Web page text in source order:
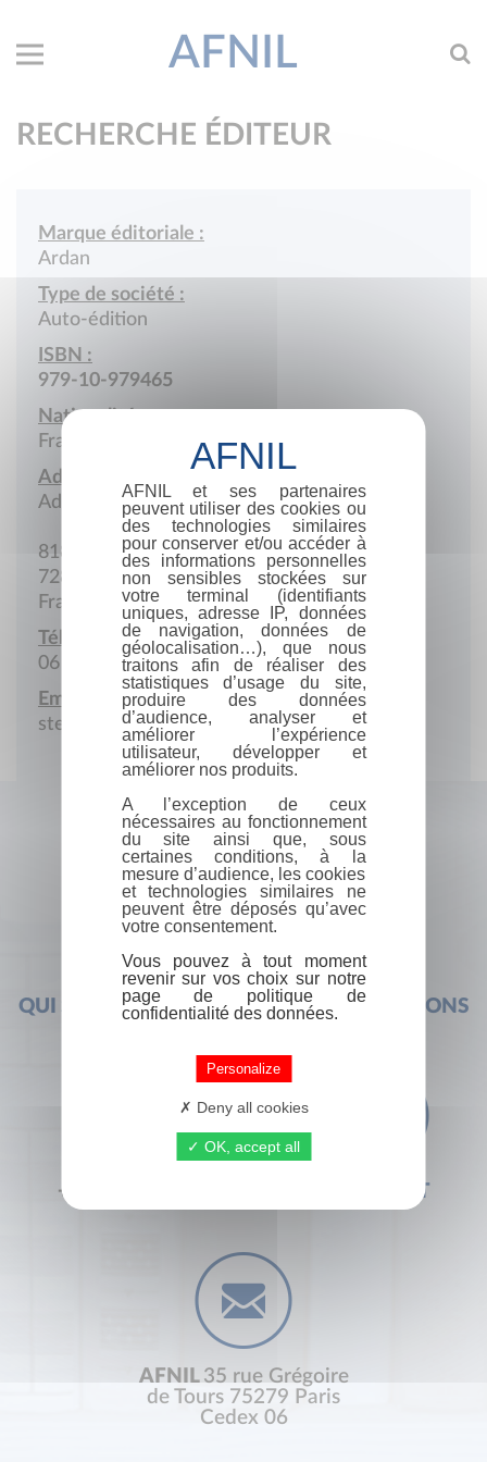
AFNIL
RECHERCHE ÉDITEUR
Marque éditoriale :
Ardan
Type de société :
Auto-édition
ISBN :
979-10-979465
Nationalité :
France
Adresse :
Adresse postale
818 Rue les Hauts du Verger
72800 Le Lude
France
Téléphone :
06 42 24 48 61
Email :
stephane.ardan@gmail.com
QUI SOMMES-NOUS ? FOIRE AUX QUESTIONS
+33 (0) 1 44 41 29 19 CONTACT
AFNIL 35 rue Grégoire
de Tours 75279 Paris
Cedex 06
AFNIL et ses partenaires
peuvent utiliser des cookies ou
des technologies similaires
pour conserver et/ou accéder à
des informations personnelles
non sensibles stockées sur
votre terminal (identifiants
uniques, adresse IP, données
de navigation, données de
géolocalisation…), que nous
traitons afin de réaliser des
statistiques d’usage du site,
produire des données
d’audience, analyser et
améliorer l’expérience
utilisateur, développer et
améliorer nos produits.
A l’exception de ceux
nécessaires au fonctionnement
du site ainsi que, sous
certaines conditions, à la
mesure d’audience, les cookies
et technologies similaires ne
peuvent être déposés qu’avec
votre consentement.
Vous pouvez à tout moment
revenir sur vos choix sur notre
page de politique de
confidentialité des données.
Personalize
Deny all cookies
OK, accept all